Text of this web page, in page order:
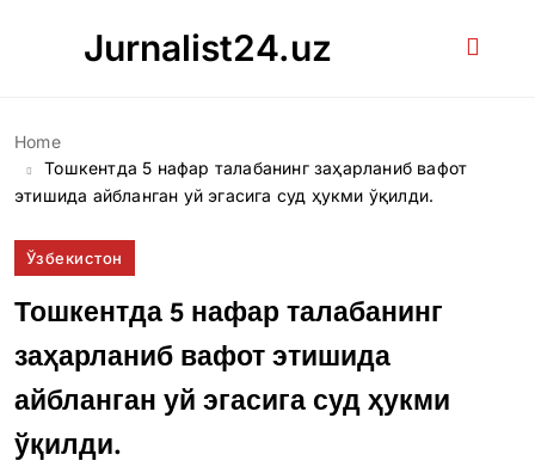
Jurnalist24.uz
Home
Тошкентда 5 нафар талабанинг заҳарланиб вафот
этишида айбланган уй эгасига суд ҳукми ўқилди.
Ўзбекистон
Тошкентда 5 нафар талабанинг
заҳарланиб вафот этишида
айбланган уй эгасига суд ҳукми
ўқилди.